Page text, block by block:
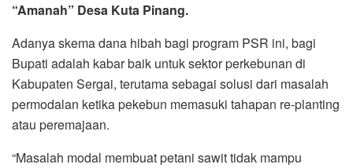
“Amanah” Desa Kuta Pinang.
Adanya skema dana hibah bagi program PSR ini, bagi
Bupati adalah kabar baik untuk sektor perkebunan di
Kabupaten Sergai, terutama sebagai solusi dari masalah
permodalan ketika pekebun memasuki tahapan re-planting
atau peremajaan.
“Masalah modal membuat petani sawit tidak mampu